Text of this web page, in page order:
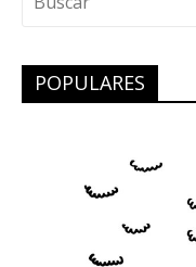
POPULARES